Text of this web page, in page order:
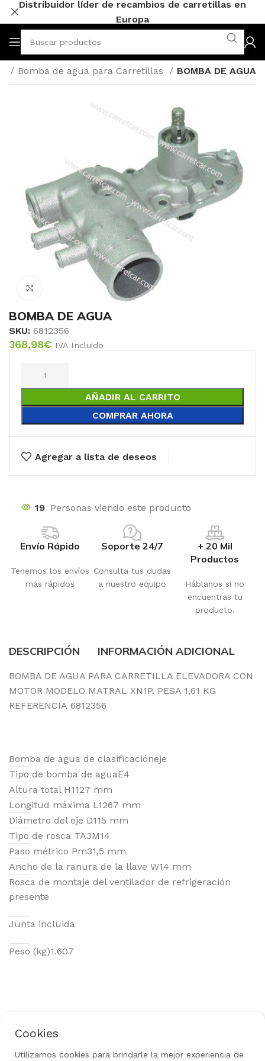
Bomba de agua para Carretillas BOMBA DE AGUA
Click to enlarge
BOMBA DE AGUA
SKU: 6812356
368,98€ IVA Incluido
AÑADIR AL CARRITO
COMPRAR AHORA
Agregar a lista de deseos
19 Personas viendo este producto
Envío Rápido
Tenemos los envíos
más rápidos
Soporte 24/7
Consulta tus dudas
a nuestro equipo
+ 20 Mil
Productos
Háblanos si no
encuentras tu
producto.
DESCRIPCIÓN INFORMACIÓN ADICIONAL
BOMBA DE AGUA PARA CARRETILLA ELEVADORA CON
MOTOR MODELO MATRAL XN1P. PESA 1,61 KG
REFERENCIA 6812356
Bomba de agua de clasificacióneje
Tipo de bomba de aguaE4
Altura total H1127 mm
Longitud máxima L1267 mm
Diámetro del eje D115 mm
Tipo de rosca TA3M14
Paso métrico Pm31,5 mm
Ancho de la ranura de la llave W14 mm
Rosca de montaje del ventilador de refrigeración
presente
Junta incluida
Peso (kg)1.607
Política de Privacidad
Política de Devoluciones
Distribuidor líder de recambios de carretillas en
Europa
Cookies
Utilizamos cookies para brindarle la mejor experiencia de